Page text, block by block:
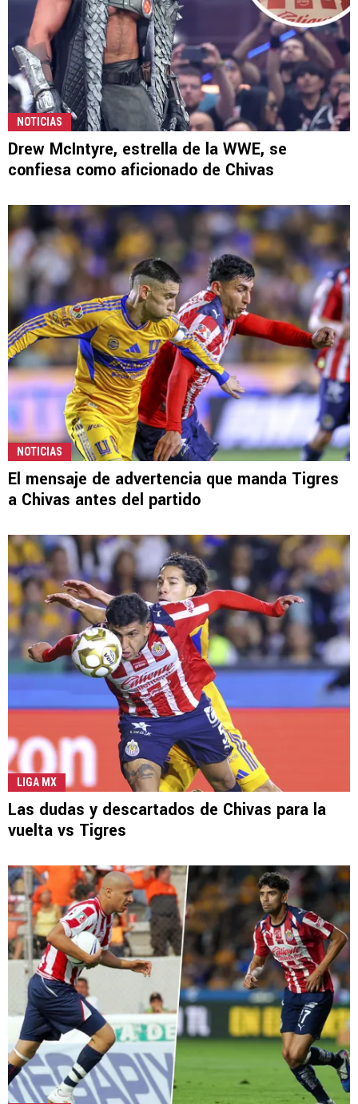
NOTICIAS
Drew McIntyre, estrella de la WWE, se
confiesa como aficionado de Chivas
NOTICIAS
El mensaje de advertencia que manda Tigres
a Chivas antes del partido
LIGA MX
Las dudas y descartados de Chivas para la
vuelta vs Tigres